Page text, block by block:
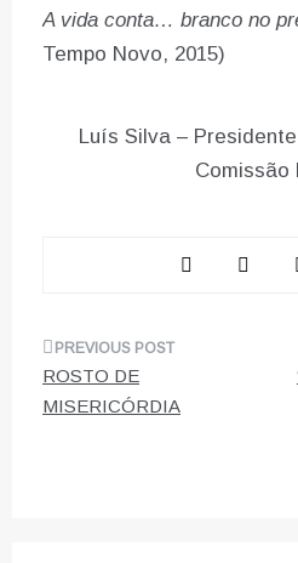
A vida conta… branco no
Tempo Novo, 2015)
Luís Silva –
Comissão
Navegação
de
ROSTO DE
MISERICÓRDIA